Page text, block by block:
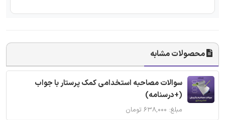
محصولات مشابه
سوالات مصاحبه استخدامی کمک پرستار با جواب
(+درسنامه)
مبلغ: ۶۳۸,۰۰۰ تومان